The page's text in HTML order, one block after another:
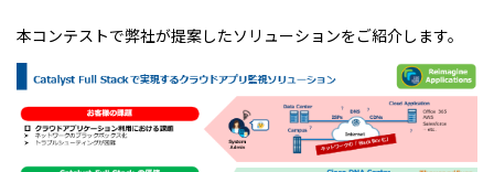
本コンテストで弊社が提案したソリューションをご紹介します。